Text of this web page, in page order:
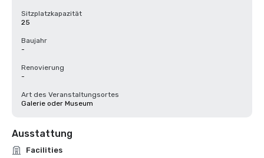
Sitzplatzkapazität
25
Baujahr
-
Renovierung
-
Art des Veranstaltungsortes
Galerie oder Museum
Ausstattung
Facilities